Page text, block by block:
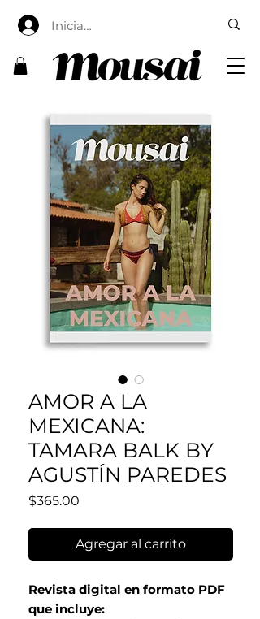
Iniciar sesión
AMOR A LA
MEXICANA:
TAMARA BALK BY
AGUSTÍN PAREDES
$365.00
Agregar al carrito
Revista digital en formato PDF
que incluye: